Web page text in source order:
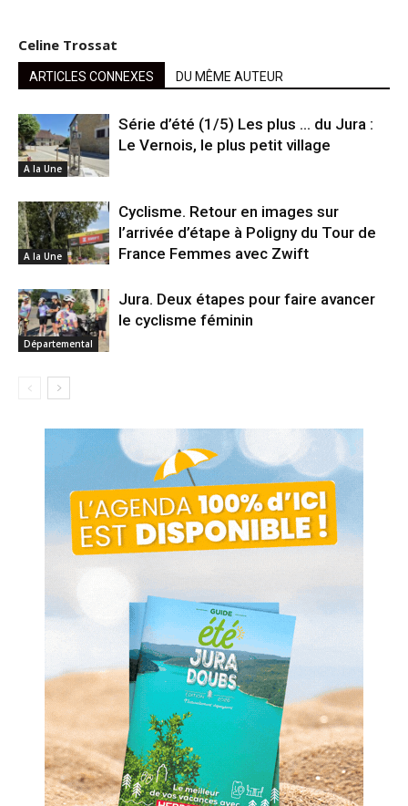
Celine Trossat
ARTICLES CONNEXES DU MÊME AUTEUR
A la Une
Série d’été (1/5) Les plus … du Jura :
Le Vernois, le plus petit village
A la Une
Cyclisme. Retour en images sur
l’arrivée d’étape à Poligny du Tour de
France Femmes avec Zwift
Départemental
Jura. Deux étapes pour faire avancer
le cyclisme féminin